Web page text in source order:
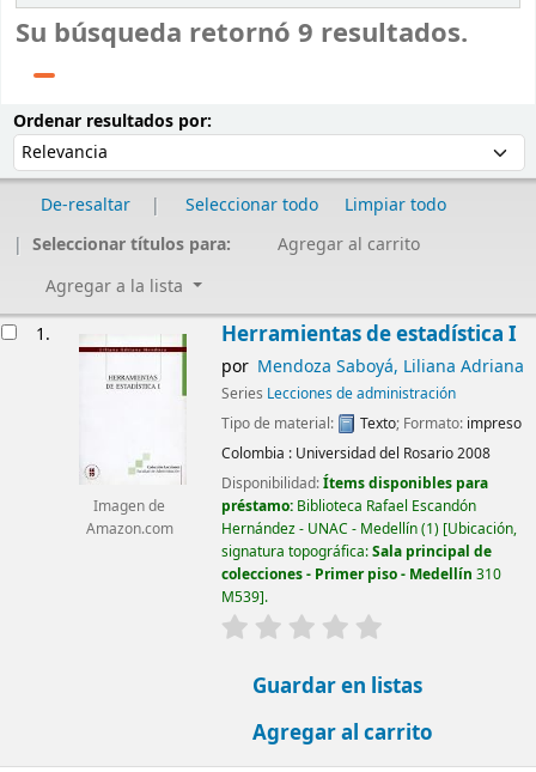
Su búsqueda retornó 9 resultados.
Ordenar resultados por:
De-resaltar Seleccionar todo
Limpiar todo
Seleccionar títulos para:
Agregar al carrito
Agregar a la lista
1.
Imagen de
Amazon.com
Herramientas de estadística I
por Mendoza Saboyá, Liliana Adriana
Series Lecciones de administración
Tipo de material:
Texto; Formato: impreso
Colombia : Universidad del Rosario2008
Disponibilidad:Ítems disponibles para
préstamo: Biblioteca Rafael Escandón
Hernández - UNAC - Medellín(1) Ubicación,
signatura topográfica:Sala principal de
colecciones - Primer piso - Medellín 310
M539 .
valoración
Guardar en listas
Agregar al carrito